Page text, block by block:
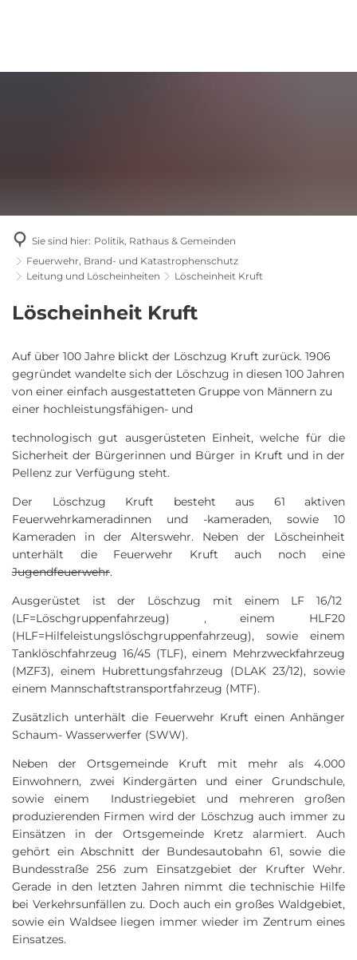
Sie sind hier: Politik, Rathaus & Gemeinden
Feuerwehr, Brand- und Katastrophenschutz
Leitung und Löscheinheiten
Löscheinheit Kruft
Löscheinheit
Löscheinheit Kruft
Auf über 100 Jahre blickt der Löschzug Kruft zurück. 1906
gegründet wandelte sich der Löschzug in diesen 100 Jahren
von einer einfach ausgestatteten Gruppe von Männern zu
einer hochleistungsfähigen- und
technologisch gut ausgerüsteten Einheit, welche für die
Sicherheit der Bürgerinnen und Bürger in Kruft und in der
Pellenz zur Verfügung steht.
Der Löschzug Kruft besteht aus 61 aktiven
Feuerwehrkameradinnen und -kameraden, sowie 10
Kameraden in der Alterswehr. Neben der Löscheinheit
unterhält die Feuerwehr Kruft auch noch eine
Jugendfeuerwehr.
Ausgerüstet ist der Löschzug mit einem LF 16/12
(LF=Löschgruppenfahrzeug) , einem HLF20
(HLF=Hilfeleistungslöschgruppenfahrzeug), sowie einem
Tanklöschfahrzeug 16/45 (TLF), einem Mehrzweckfahrzeug
(MZF3), einem Hubrettungsfahrzeug (DLAK 23/12), sowie
einem Mannschaftstransportfahrzeug (MTF).
Zusätzlich unterhält die Feuerwehr Kruft einen Anhänger
Schaum- Wasserwerfer (SWW).
Neben der Ortsgemeinde Kruft mit mehr als 4.000
Einwohnern, zwei Kindergärten und einer Grundschule,
sowie einem Industriegebiet und mehreren großen
produzierenden Firmen wird der Löschzug auch immer zu
Einsätzen in der Ortsgemeinde Kretz alarmiert. Auch
gehört ein Abschnitt der Bundesautobahn 61, sowie die
Bundesstraße 256 zum Einsatzgebiet der Krufter Wehr.
Gerade in den letzten Jahren nimmt die technischie Hilfe
bei Verkehrsunfällen zu. Doch auch ein großes Waldgebiet,
sowie ein Waldsee liegen immer wieder im Zentrum eines
Einsatzes.